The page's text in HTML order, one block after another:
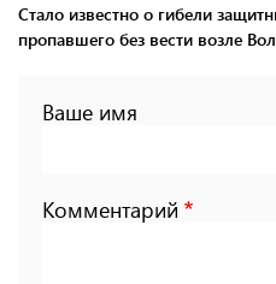
Стало известно о гибели
пропавшего без вести возле
Ваше имя
Комментарий